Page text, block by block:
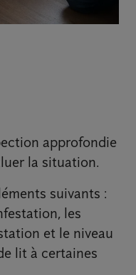
approfondie
la situation.
suivants :
les
et le niveau
lit à certaines